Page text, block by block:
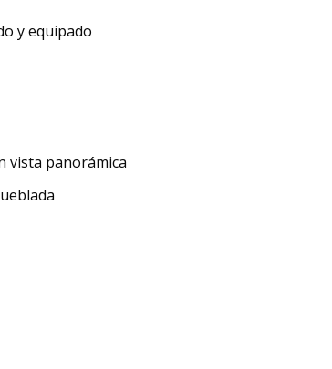
y equipado
vista panorámica